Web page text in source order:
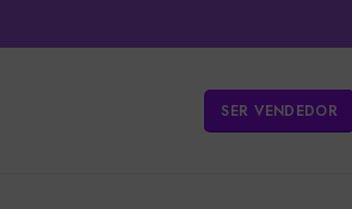
SER VENDEDOR